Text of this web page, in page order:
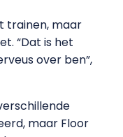
trainen, maar
“Dat is het
over ben”,
maar Floor